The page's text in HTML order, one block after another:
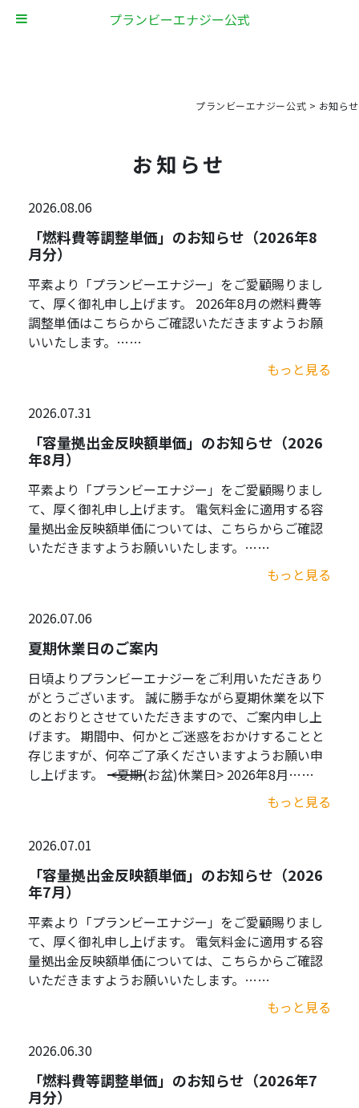
プランビーエナジー公式 > お知らせ
お知らせ
2026.08.06
「燃料費等調整単価」のお知らせ（2026年8
月分）
平素より「プランビーエナジー」をご愛顧賜りまし
て、厚く御礼申し上げます。 2026年8月の燃料費等
調整単価はこちらからご確認いただきますようお願
いいたします。……
もっと見る
2026.07.31
「容量拠出金反映額単価」のお知らせ（2026
年8月）
平素より「プランビーエナジー」をご愛顧賜りまし
て、厚く御礼申し上げます。 電気料金に適用する容
量拠出金反映額単価については、こちらからご確認
いただきますようお願いいたします。……
もっと見る
2026.07.06
夏期休業日のご案内
日頃よりプランビーエナジーをご利用いただきあり
がとうございます。 誠に勝手ながら夏期休業を以下
のとおりとさせていただきますので、ご案内申し上
げます。 期間中、何かとご迷惑をおかけすることと
存じますが、何卒ご了承くださいますようお願い申
し上げます。 ――――――――――――――――――――――――――――――――――――――― <夏期(お盆)休業日> 2026年8月……
もっと見る
2026.07.01
「容量拠出金反映額単価」のお知らせ（2026
年7月）
平素より「プランビーエナジー」をご愛顧賜りまし
て、厚く御礼申し上げます。 電気料金に適用する容
量拠出金反映額単価については、こちらからご確認
いただきますようお願いいたします。……
もっと見る
2026.06.30
「燃料費等調整単価」のお知らせ（2026年7
月分）
プランビーエナジー公式